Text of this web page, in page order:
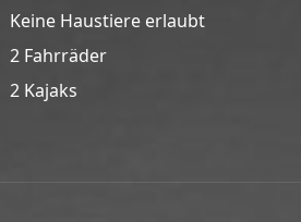
Keine Haustiere erlaubt
2 Fahrräder
2 Kajaks